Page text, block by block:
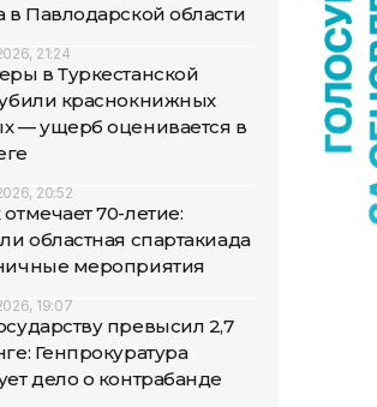
в Павлодарской области
21:24
в Туркестанской
краснокнижных
— ущерб оценивается в
20:52
70-летие:
областная спартакиада
мероприятия
19:07
превысил 2,7
Генпрокуратура
дело о контрабанде